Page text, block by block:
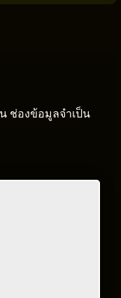
ช่องข้อมูลจำเป็น